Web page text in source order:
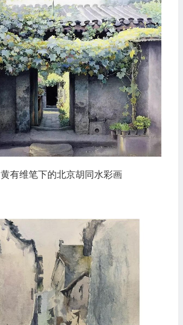
黄有维笔下的北京胡同水彩画